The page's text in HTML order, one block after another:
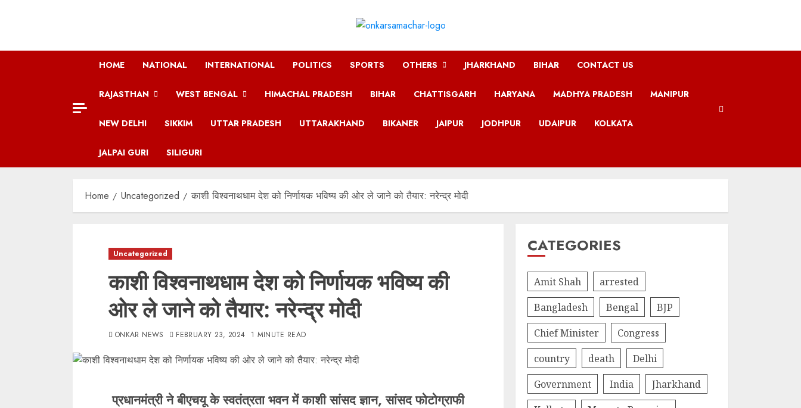
HOME NATIONAL INTERNATIONAL POLITICS SPORTS OTHERS JHARKHAND BIHAR CONTACT US
RAJASTHAN WEST BENGAL HIMACHAL PRADESH BIHAR CHATTISGARH HARYANA MADHYA PRADESH MANIPUR
NEW DELHI SIKKIM UTTAR PRADESH UTTARAKHAND BIKANER JAIPUR JODHPUR UDAIPUR KOLKATA
JALPAI GURI SILIGURI
Home Uncategorized काशी विश्वनाथधाम देश को निर्णायक भविष्य की ओर ले जाने को तैयार: नरेन्द्र मोदी
Uncategorized
काशी विश्वनाथधाम देश को निर्णायक भविष्य की
ओर ले जाने को तैयार: नरेन्द्र मोदी
ONKAR NEWS FEBRUARY 23, 2024 1 MINUTE READ
प्रधानमंत्री ने बीएचयू के स्वतंत्रता भवन में काशी सांसद ज्ञान, सांसद फोटोग्राफी
CATEGORIES
Amit Shah
arrested
Bangladesh
Bengal
BJP
Chief Minister
Congress
country
death
Delhi
Government
India
Jharkhand